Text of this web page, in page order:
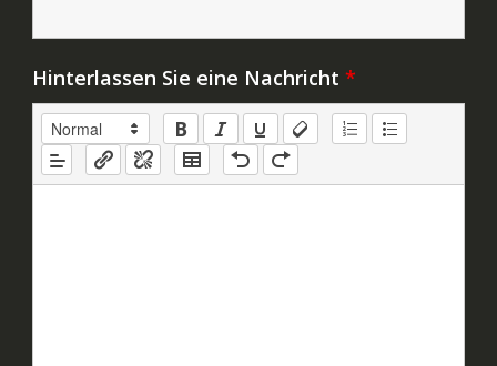
Hinterlassen Sie eine Nachricht *